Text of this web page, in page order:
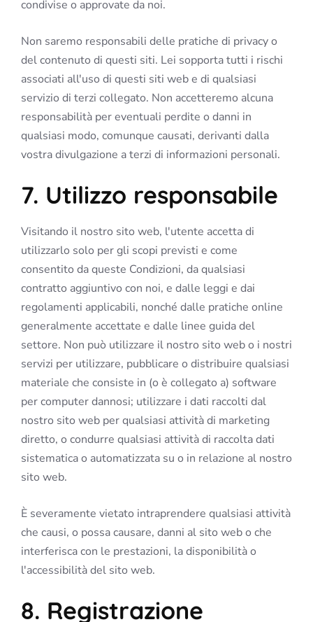
condivise o approvate da noi.
Non saremo responsabili delle pratiche di privacy o
del contenuto di questi siti. Lei sopporta tutti i rischi
associati all'uso di questi siti web e di qualsiasi
servizio di terzi collegato. Non accetteremo alcuna
responsabilità per eventuali perdite o danni in
qualsiasi modo, comunque causati, derivanti dalla
vostra divulgazione a terzi di informazioni personali.
7. Utilizzo responsabile
Visitando il nostro sito web, l'utente accetta di
utilizzarlo solo per gli scopi previsti e come
consentito da queste Condizioni, da qualsiasi
contratto aggiuntivo con noi, e dalle leggi e dai
regolamenti applicabili, nonché dalle pratiche online
generalmente accettate e dalle linee guida del
settore. Non può utilizzare il nostro sito web o i nostri
servizi per utilizzare, pubblicare o distribuire qualsiasi
materiale che consiste in (o è collegato a) software
per computer dannosi; utilizzare i dati raccolti dal
nostro sito web per qualsiasi attività di marketing
diretto, o condurre qualsiasi attività di raccolta dati
sistematica o automatizzata su o in relazione al nostro
sito web.
È severamente vietato intraprendere qualsiasi attività
che causi, o possa causare, danni al sito web o che
interferisca con le prestazioni, la disponibilità o
l'accessibilità del sito web.
8. Registrazione